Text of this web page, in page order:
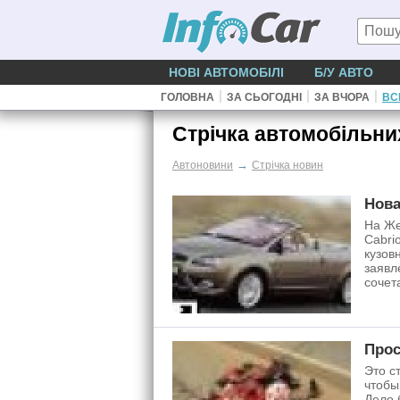
НОВІ АВТОМОБІЛІ Б/У АВТО
ГОЛОВНА | ЗА СЬОГОДНІ | ЗА ВЧОРА |
Стрічка
Автоновини → Стрічка новин
На
Это